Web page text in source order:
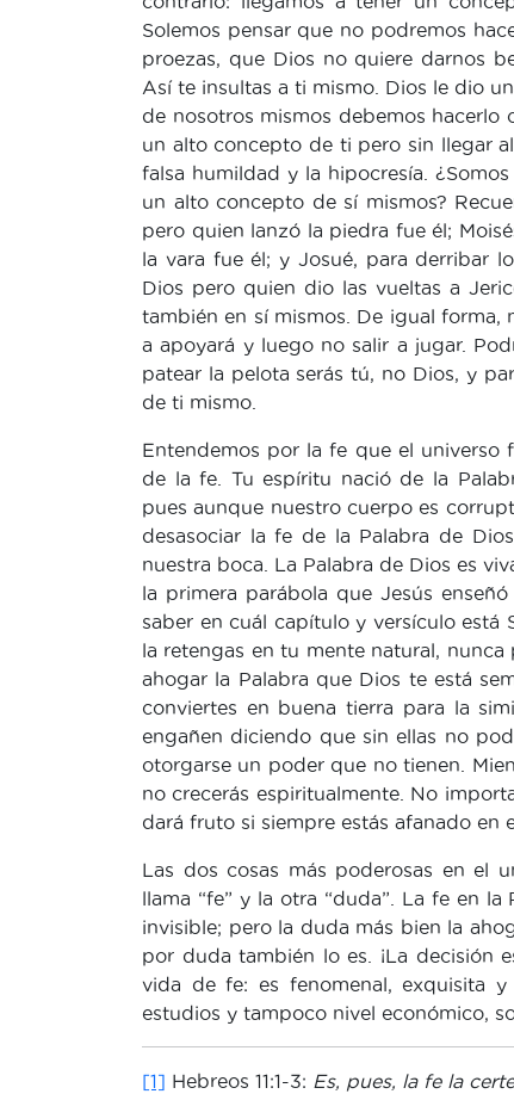
Solemos pensar que no podremos
proezas, que Dios no quiere darnos
Así te insultas a ti mismo. Dios le dio
de nosotros mismos debemos hacerlo
un alto concepto de ti pero sin llegar
falsa humildad y la hipocresía.
un alto concepto de sí mismos?
pero quien lanzó la piedra fue él;
la vara fue él; y Josué, para derribar
Dios pero quien dio las vueltas a
también en sí mismos. De igual
a apoyará y luego no salir a jugar.
patear la pelota serás tú, no Dios, y
de ti mismo.
Entendemos por la fe que el universo
de la fe. Tu espíritu nació de la
pues aunque nuestro cuerpo es
desasociar la fe de la Palabra de
nuestra boca. La Palabra de Dios es
la primera parábola que Jesús
saber en cuál capítulo y versículo está
la retengas en tu mente natural,
ahogar la Palabra que Dios te está
conviertes en buena tierra para la
engañen diciendo que sin ellas no
otorgarse un poder que no tienen.
no crecerás espiritualmente. No
dará fruto si siempre estás afanado en
Las dos cosas más poderosas en el
llama “fe” y la otra “duda”. La fe en
invisible; pero la duda más bien la
por duda también lo es. ¡La decisión
vida de fe: es fenomenal, exquisita
estudios y tampoco nivel económico,
[1] Hebreos 11:1-3: Es, pues, la fe la